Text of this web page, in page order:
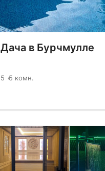
Дача в Бурчмулле
5 5 комн.